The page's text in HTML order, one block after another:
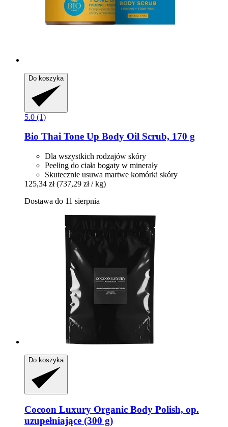
Do koszyka
5.0 (1)
Bio Thai Tone Up Body Oil Scrub, 170 g
Dla wszystkich rodzajów skóry
Peeling do ciała bogaty w minerały
Skutecznie usuwa martwe komórki skóry
125,34 zł (737,29 zł / kg)
Dostawa do 11 sierpnia
Do koszyka
Cocoon Luxury Organic Body Polish, op.
uzupełniające (300 g)